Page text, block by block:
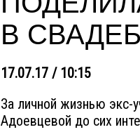
В
17.07.17 / 10:15
За личной жизнью экс-
Адоевцевой до сих